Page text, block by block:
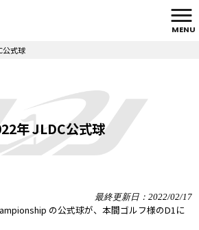
MENU
公式球
年 JLDC公式球
最終更新日：2022/02/17
の公式球が、本間ゴルフ様のD1に